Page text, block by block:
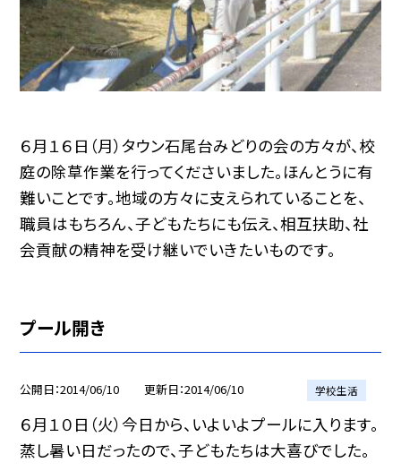
６月１６日（月）タウン石尾台みどりの会の方々が、校
庭の除草作業を行ってくださいました。ほんとうに有
難いことです。地域の方々に支えられていることを、
職員はもちろん、子どもたちにも伝え、相互扶助、社
会貢献の精神を受け継いでいきたいものです。
プール開き
公開日 2014/06/10 更新日 2014/06/10 学校生活
６月１０日（火）今日から、いよいよプールに入ります。
蒸し暑い日だったので、子どもたちは大喜びでした。